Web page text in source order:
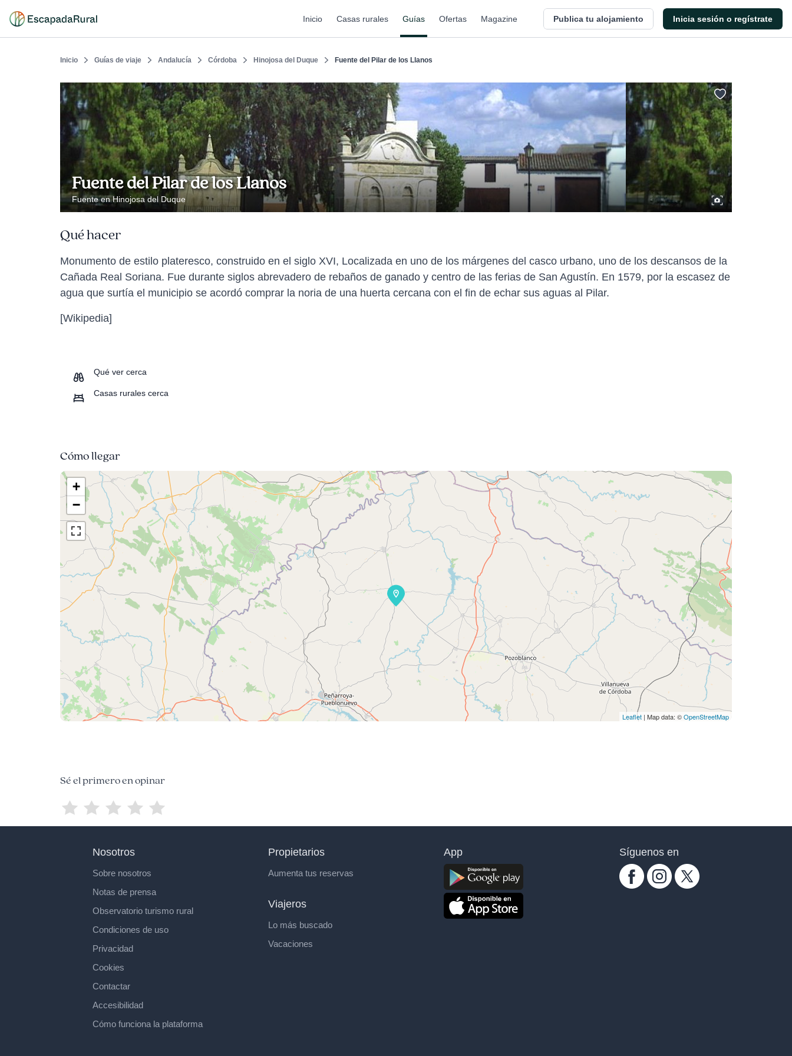
Inicio Casas rurales Guías Ofertas Magazine Publica tu alojamiento Inicia sesión o regístrate
Inicio Guías de viaje Andalucía Córdoba Hinojosa del Duque Fuente del Pilar de los Llanos
Fuente del Pilar de los Llanos
Fuente en Hinojosa del Duque
Qué hacer
Monumento de estilo plateresco, construido en el siglo XVI, Localizada en uno de los márgenes del casco urbano, uno de los descansos de la
Cañada Real Soriana. Fue durante siglos abrevadero de rebaños de ganado y centro de las ferias de San Agustín. En 1579, por la escasez de
agua que surtía el municipio se acordó comprar la noria de una huerta cercana con el fin de echar sus aguas al Pilar.
[Wikipedia]
Qué ver cerca
Casas rurales cerca
Cómo llegar
+
−
Leaflet | Map data: ©OpenStreetMap
Sé el primero en opinar
Nosotros
Sobre nosotros
Notas de prensa
Observatorio turismo rural
Condiciones de uso
Privacidad
Cookies
Contactar
Accesibilidad
Cómo funciona la plataforma
Propietarios
Aumenta tus reservas
Viajeros
Lo más buscado
Vacaciones
App Síguenos en